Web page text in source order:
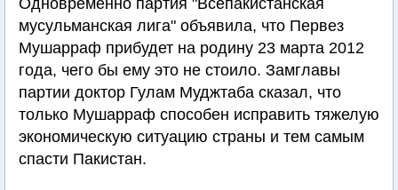
Одновременно партия "Всепакистанская
мусульманская лига" объявила, что Первез
Мушарраф прибудет на родину 23 марта 2012
года, чего бы ему это не стоило. Замглавы
партии доктор Гулам Муджтаба сказал, что
только Мушарраф способен исправить тяжелую
экономическую ситуацию страны и тем самым
спасти Пакистан.